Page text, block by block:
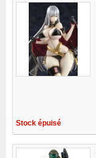
Stock épuisé